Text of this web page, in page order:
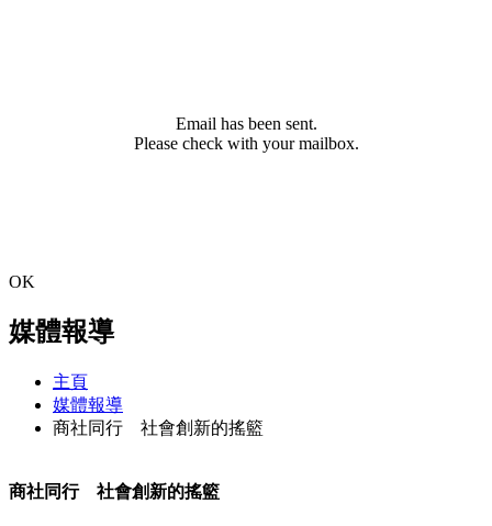
Email has been sent.
Please check with your mailbox.
OK
媒體報導
主頁
媒體報導
商社同行 社會創新的搖籃
商社同行 社會創新的搖籃